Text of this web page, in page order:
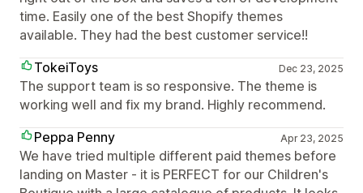
time. Easily one of the best Shopify themes
available. They had the best customer service!!
TokeiToys
Dec 23, 2025
The support team is so responsive. The theme is
working well and fix my brand. Highly recommend.
Peppa Penny
Apr 23, 2025
We have tried multiple different paid themes before
landing on Master - it is PERFECT for our Children's